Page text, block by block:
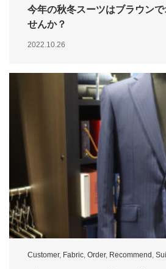
今年の秋冬スーツはブラウン
せんか？
2022.10.26
Customer, Fabric Order, Recommend